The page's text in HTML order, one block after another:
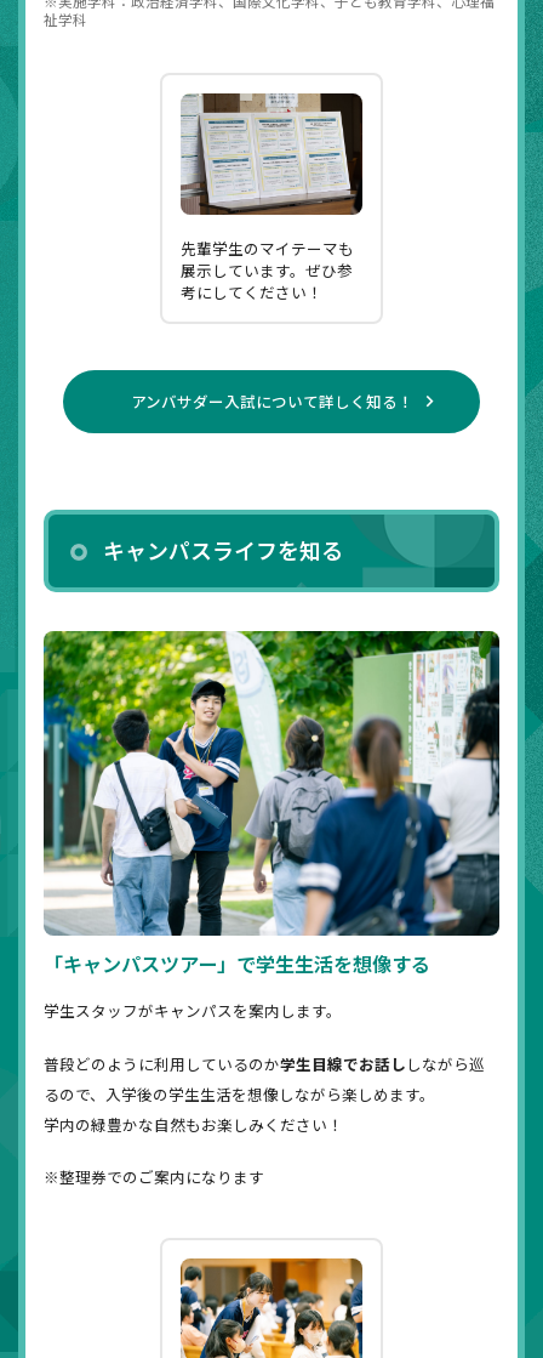
祉学科
先輩学生のマイテーマも
展示しています。ぜひ参
考にしてください！
アンバサダー入試について詳しく知る！
キャンパスライフを知る
「キャンパスツアー」で学生生活を想像する
学生スタッフがキャンパスを案内します。
普段どのように利用しているのか学生目線でお話し しながら巡
るので、入学後の学生生活を想像しながら楽しめます。
学内の緑豊かな自然もお楽しみください！
※整理券でのご案内になります